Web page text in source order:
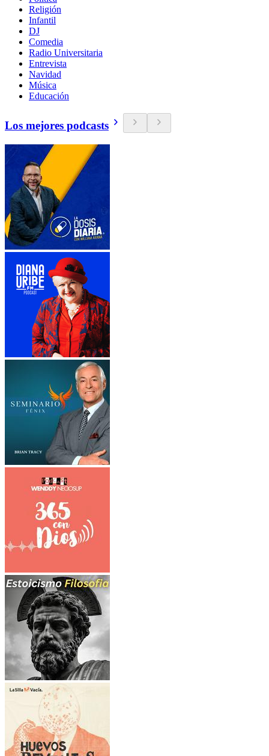
Religión
Infantil
DJ
Comedia
Radio Universitaria
Entrevista
Navidad
Música
Educación
Los mejores podcasts